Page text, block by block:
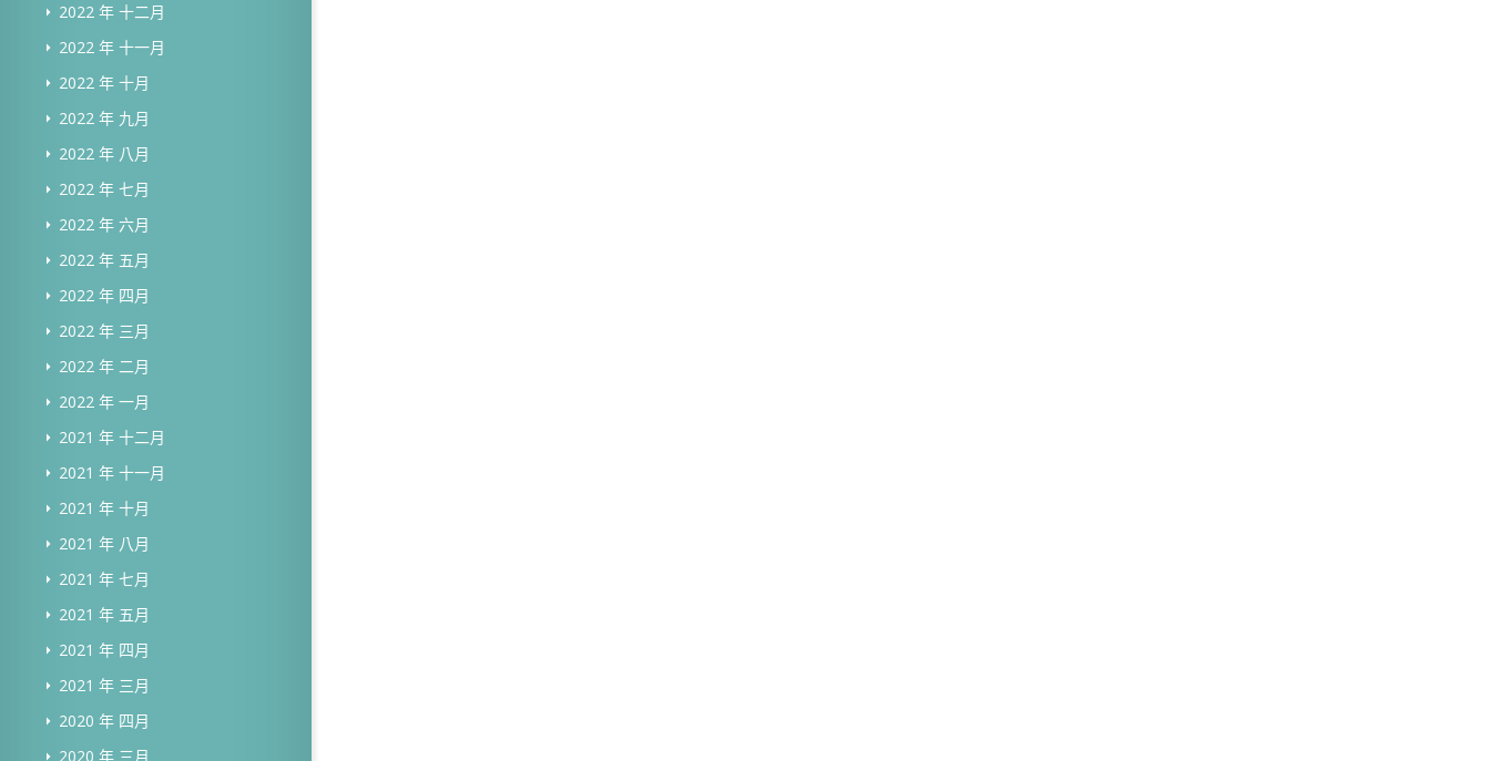
2022 年 十二月
2022 年 十一月
2022 年 十月
2022 年 九月
2022 年 八月
2022 年 七月
2022 年 六月
2022 年 五月
2022 年 四月
2022 年 三月
2022 年 二月
2022 年 一月
2021 年 十二月
2021 年 十一月
2021 年 十月
2021 年 八月
2021 年 七月
2021 年 五月
2021 年 四月
2021 年 三月
2020 年 四月
2020 年 三月